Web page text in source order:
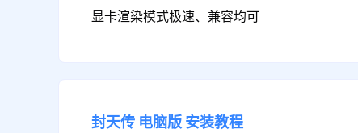
显卡渲染模式极速、兼容均可
封天传 电脑版 安装教程